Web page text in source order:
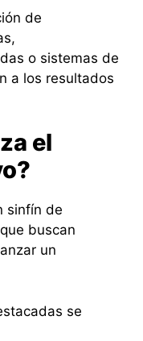
de
o sistemas de
a los resultados
el
sinfín de
buscan
un
se